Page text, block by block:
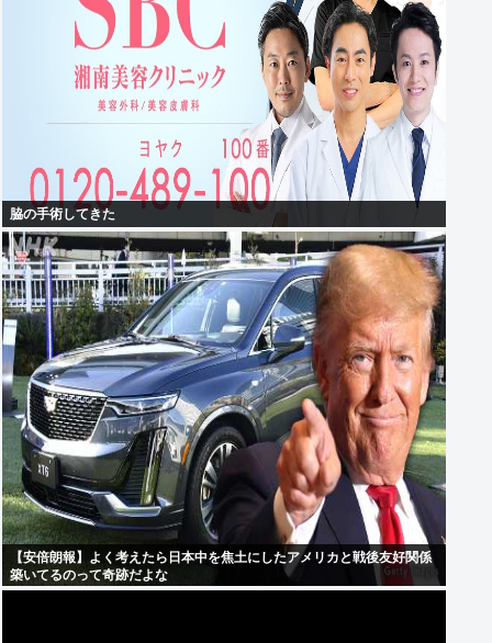
脇の手術してきた
【安倍朗報】よく考えたら日本中を焦土にしたアメリカと戦後友好関係
築いてるのって奇跡だよな